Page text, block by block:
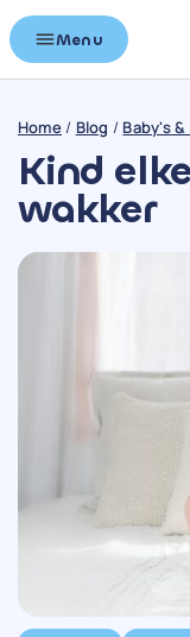
Menu
Home/ Blog / Baby's
Kind
wakker